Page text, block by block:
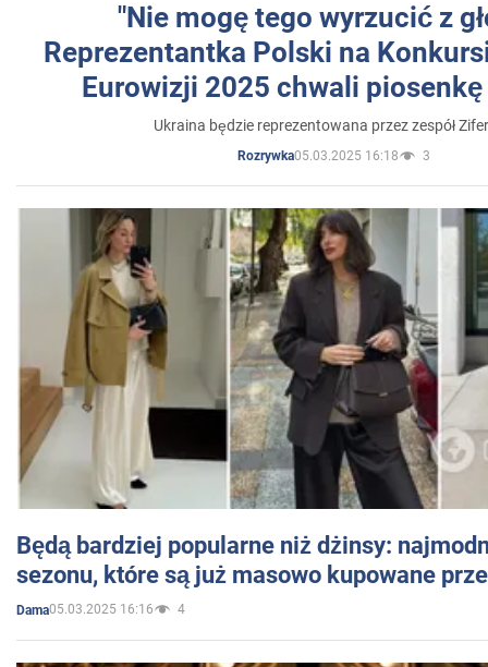
"Nie mogę tego wyrzucić z
Reprezentantka Polski na
Eurowizji 2025 chwali
Ukraina będzie reprezentowana przez zespół
Rozrywka05.03.2025 16:18 3
Będą bardziej popularne niż dżinsy:
sezonu, które są już masowo kupowane
Dama05.03.2025 16:16 4